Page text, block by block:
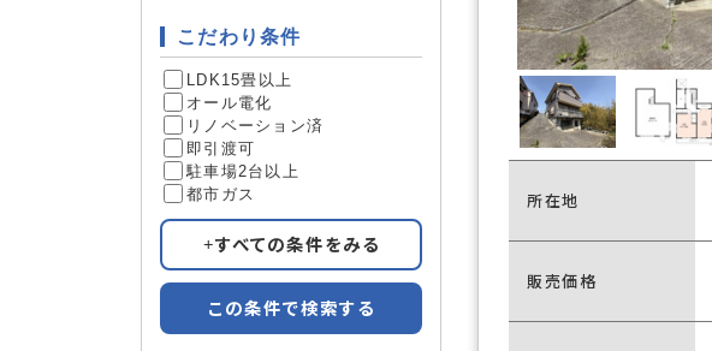
こだわり条件
LDK15畳以上
オール電化
リノベーション済
即引渡可
駐車場2台以上
都市ガス
すべての条件をみる
この条件で検索する
所在地
販売価格